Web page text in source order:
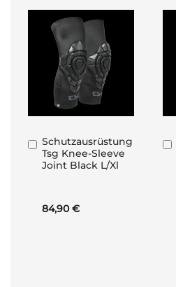
Schutzausrüstung
Tsg Knee-Sleeve
Joint Black L/Xl
84,90 €
In
den
Warenkorb